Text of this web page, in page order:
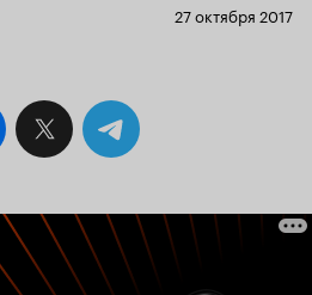
27 октября 2017